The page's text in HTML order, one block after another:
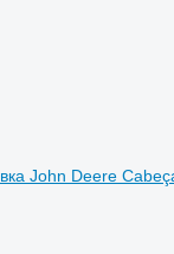
John Deere